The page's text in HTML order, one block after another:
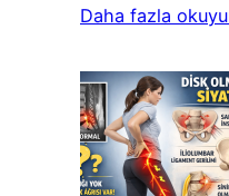
Daha fazla